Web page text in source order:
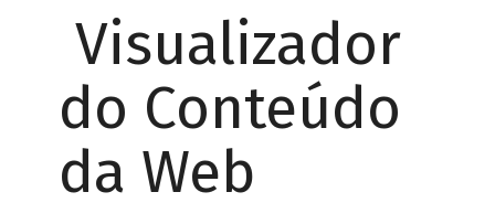
Visualizador
do Conteúdo
da Web